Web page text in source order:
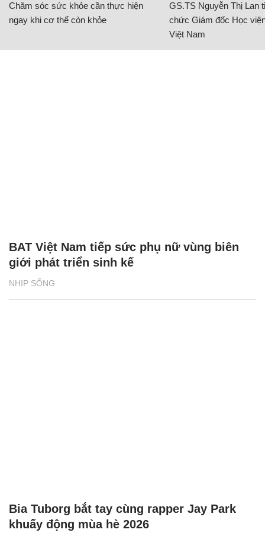
Chăm sóc sức khỏe cần thực hiện
ngay khi cơ thể còn khỏe
GS.TS Nguyễn Thị Lan
chức Giám đốc Học
Việt Nam
NHỊP SỐNG
BAT Việt Nam tiếp sức phụ nữ vùng biên
giới phát triển sinh kế
Bia Tuborg bắt tay cùng rapper Jay Park
khuấy động mùa hè 2026